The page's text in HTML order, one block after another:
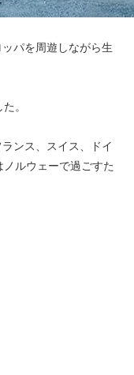
パを周遊しながら生
。
ンス、スイス、ドイ
ルウェーで過ごすた